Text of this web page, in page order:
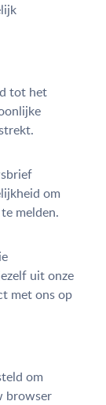
tot het
om
melden.
uit onze
met ons op
om
browser